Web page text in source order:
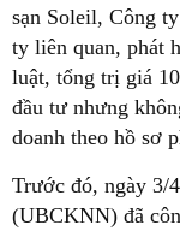
sạn Soleil, Công
ty liên quan, phát
luật, tổng trị giá
đầu tư nhưng
doanh theo hồ sơ
Trước đó, ngày 3/
(UBCKNN) đã